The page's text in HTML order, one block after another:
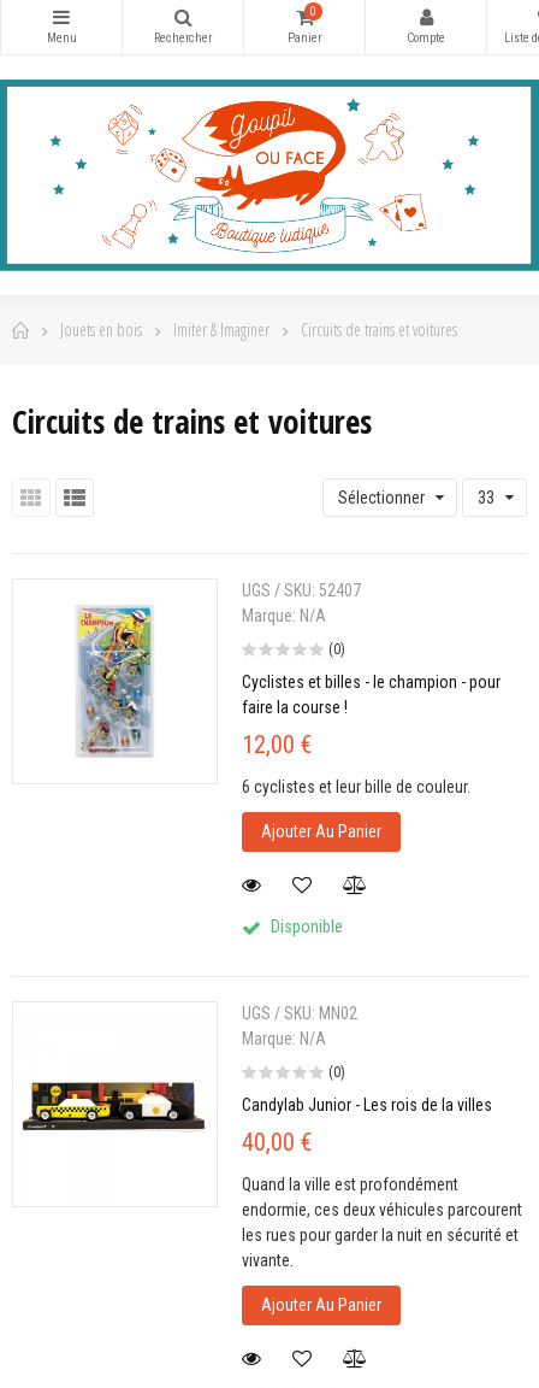
0
Jouets en bois Imiter & Imaginer Circuits de trains et voitures
Circuits de trains et voitures
Sélectionner 33
UGS / SKU: 52407
Marque: N/A
(0)
Cyclistes et billes - le champion - pour
faire la course !
12,00 €
6 cyclistes et leur bille de couleur.
Ajouter Au Panier
Disponible
UGS / SKU: MN02
Marque: N/A
(0)
Candylab Junior - Les rois de la villes
40,00 €
Quand la ville est profondément
endormie, ces deux véhicules parcourent
les rues pour garder la nuit en sécurité et
vivante.
Ajouter Au Panier